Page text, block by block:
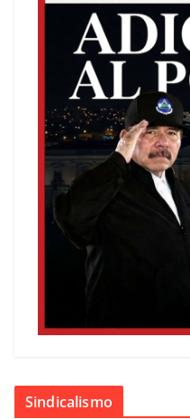
Sindicalismo